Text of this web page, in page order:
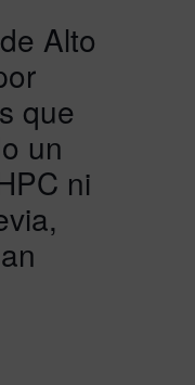
Alto
que
un
ni